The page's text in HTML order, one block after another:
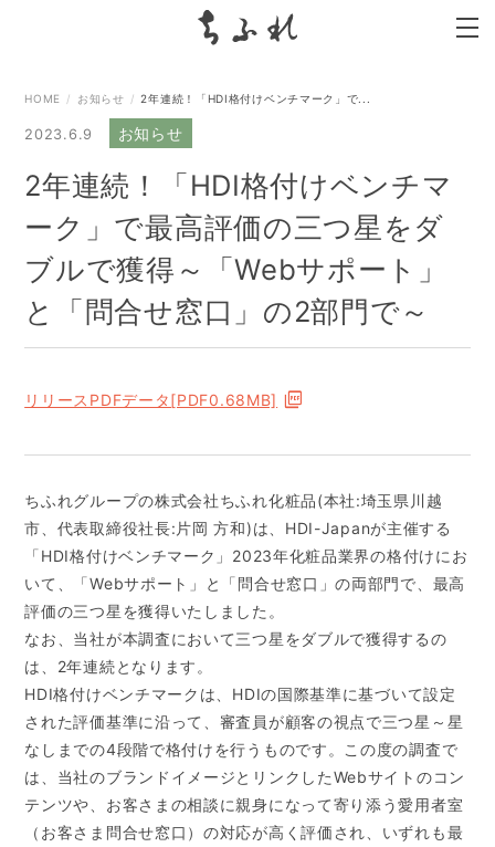
HOME お知らせ 2年連続！「HDI格付けベンチマーク」で...
2023.6.9 お知らせ
2年連続！「HDI格付けベンチマ
ーク」で最高評価の三つ星をダ
ブルで獲得～「Webサポート」
と「問合せ窓口」の2部門で～
リリースPDFデータ[PDF0.68MB]
ちふれグループの株式会社ちふれ化粧品(本社:埼玉県川越
市、代表取締役社長:片岡 方和)は、HDI-Japanが主催する
「HDI格付けベンチマーク」2023年化粧品業界の格付けにお
いて、「Webサポート」と「問合せ窓口」の両部門で、最高
評価の三つ星を獲得いたしました。
なお、当社が本調査において三つ星をダブルで獲得するの
は、2年連続となります。
HDI格付けベンチマークは、HDIの国際基準に基づいて設定
された評価基準に沿って、審査員が顧客の視点で三つ星～星
なしまでの4段階で格付けを行うものです。この度の調査で
は、当社のブランドイメージとリンクしたWebサイトのコン
テンツや、お客さまの相談に親身になって寄り添う愛用者室
（お客さま問合せ窓口）の対応が高く評価され、いずれも最